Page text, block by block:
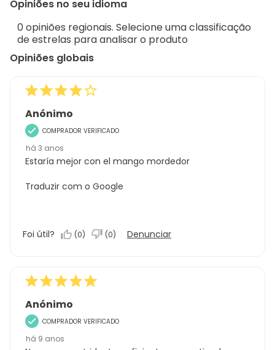
5
análises
Opiniões no seu idioma
0 opiniões regionais. Selecione uma classificação
de estrelas para analisar o produto
Opiniões globais
Anónimo
COMPRADOR VERIFICADO
há 3 anos
Estaría mejor con el mango mordedor
Traduzir com o Google
Foi útil? (0) (0) Denunciar
Anónimo
COMPRADOR VERIFICADO
há 9 anos